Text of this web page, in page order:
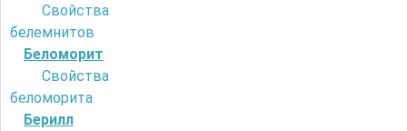
Свойства
белемнитов
Беломорит
Свойства
беломорита
Берилл